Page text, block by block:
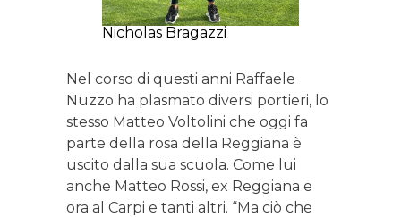
Nicholas Bragazzi
Nel corso di questi anni Raffaele
Nuzzo ha plasmato diversi portieri, lo
stesso Matteo Voltolini che oggi fa
parte della rosa della Reggiana è
uscito dalla sua scuola. Come lui
anche Matteo Rossi, ex Reggiana e
ora al Carpi e tanti altri. “Ma ciò che